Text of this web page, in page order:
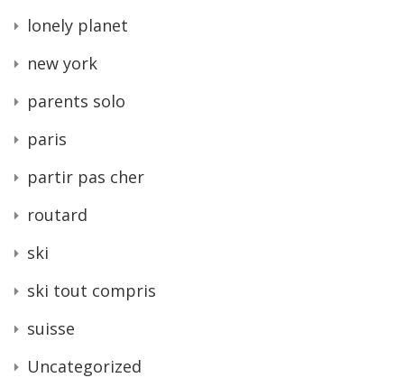
lonely planet
new york
parents solo
paris
partir pas cher
routard
ski
ski tout compris
suisse
Uncategorized